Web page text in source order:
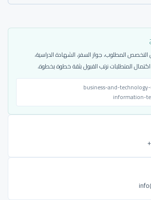
المطلوب، جواز السفر، الشهادة الدراسية،
اكتمال المتطلبات نرتب القبول بثقة خطوة بخطوة.
business-and-
information-